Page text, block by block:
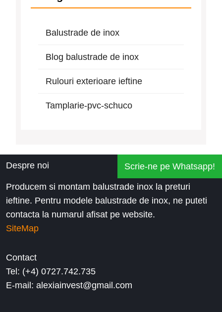
Balustrade de inox
Blog balustrade de inox
Rulouri exterioare ieftine
Tamplarie-pvc-schuco
Despre noi
Producem si montam balustrade inox la preturi
ieftine. Pentru modele balustrade de inox, ne puteti
contacta la numarul afisat pe website.
SiteMap
Contact
Tel: (+4) 0727.742.735
E-mail: alexiainvest@gmail.com
Scrie-ne pe Whatsapp!